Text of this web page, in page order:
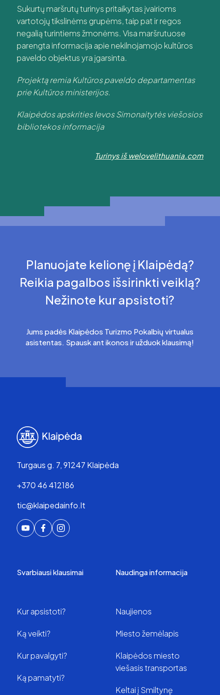
Sukurtų maršrutų turinys pritaikytas įvairioms
vartotojų tikslinėms grupėms, taip pat ir regos
negalią turintiems žmonėms. Visa maršrutuose
parengta informacija apie nekilnojamojo kultūros
paveldo objektus yra įgarsinta.
Projektą remia Kultūros paveldo departamentas
prie Kultūros ministerijos.
Klaipėdos apskrities Ievos Simonaitytės viešosios
bibliotekos informacija
Turinys iš welovelithuania.com
Planuojate kelionę į Klaipėdą?
Reikia pagalbos išsirinkti veiklą?
Nežinote kur apsistoti?
Jums padės Klaipėdos Turizmo Pokalbių virtualus
asistentas. Spausk ant ikonos ir užduok klausimą!
Turgaus g. 7, 91247 Klaipėda
+370 46 412186
tic@klaipedainfo.lt
Svarbiausi klausimai
Kur apsistoti?
Ką veikti?
Kur pavalgyti?
Ką pamatyti?
Naudinga informacija
Naujienos
Miesto žemėlapis
Klaipėdos miesto
viešasis transportas
Keltai į Smiltynę